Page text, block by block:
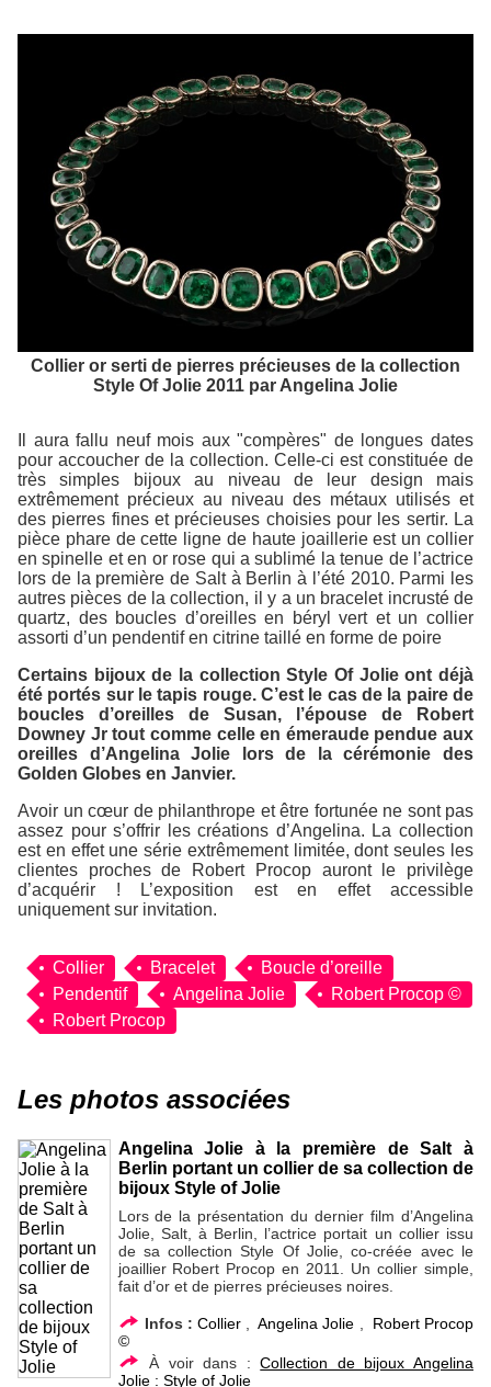
Collier or serti de pierres précieuses de la collection
Style Of Jolie 2011 par Angelina Jolie
Il aura fallu neuf mois aux "compères" de longues dates
pour accoucher de la collection. Celle-ci est constituée de
très simples bijoux au niveau de leur design mais
extrêmement précieux au niveau des métaux utilisés et
des pierres fines et précieuses choisies pour les sertir. La
pièce phare de cette ligne de haute joaillerie est un collier
en spinelle et en or rose qui a sublimé la tenue de l’actrice
lors de la première de Salt à Berlin à l’été 2010. Parmi les
autres pièces de la collection, il y a un bracelet incrusté de
quartz, des boucles d’oreilles en béryl vert et un collier
assorti d’un pendentif en citrine taillé en forme de poire
Certains bijoux de la collection Style Of Jolie ont déjà
été portés sur le tapis rouge. C’est le cas de la paire de
boucles d’oreilles de Susan, l’épouse de Robert
Downey Jr tout comme celle en émeraude pendue aux
oreilles d’Angelina Jolie lors de la cérémonie des
Golden Globes en Janvier.
Avoir un cœur de philanthrope et être fortunée ne sont pas
assez pour s’offrir les créations d’Angelina. La collection
est en effet une série extrêmement limitée, dont seules les
clientes proches de Robert Procop auront le privilège
d’acquérir ! L’exposition est en effet accessible
uniquement sur invitation.
Collier Bracelet
Boucle d’oreille
Pendentif
Angelina Jolie
Robert Procop ©
Robert Procop
Les photos associées
Angelina Jolie à la première de Salt à
Berlin portant un collier de sa collection de
bijoux Style of Jolie
Lors de la présentation du dernier film d’Angelina
Jolie, Salt, à Berlin, l’actrice portait un collier issu
de sa collection Style Of Jolie, co-créée avec le
joaillier Robert Procop en 2011. Un collier simple,
fait d’or et de pierres précieuses noires.
Infos : Collier,Angelina Jolie , Robert Procop
©
À voir dans :Collection de bijoux Angelina
Jolie : Style of Jolie